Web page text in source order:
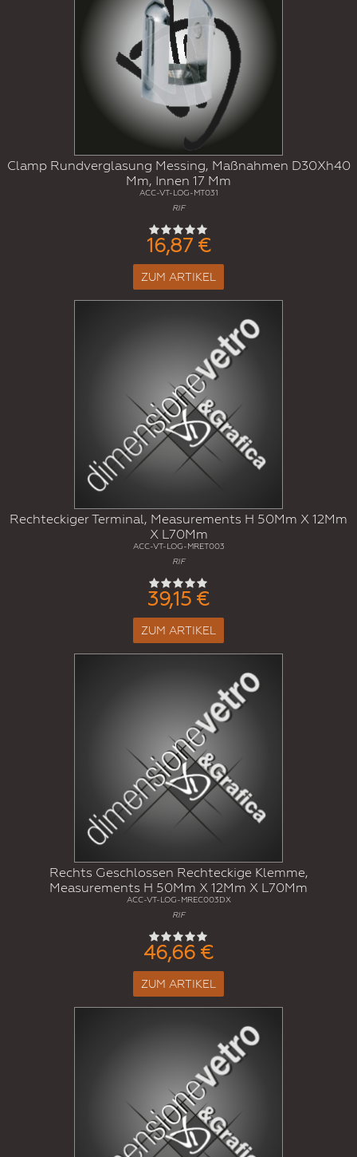
Clamp Rundverglasung Messing, Maßnahmen D30Xh40
Mm, Innen 17 Mm
ACC-VT-LOG-MT031
RIF
16,87 €
ZUM ARTIKEL
Rechteckiger Terminal, Measurements H 50Mm X 12Mm
X L70Mm
ACC-VT-LOG-MRET003
RIF
39,15 €
ZUM ARTIKEL
Rechts Geschlossen Rechteckige Klemme,
Measurements H 50Mm X 12Mm X L70Mm
ACC-VT-LOG-MREC003DX
RIF
46,66 €
ZUM ARTIKEL